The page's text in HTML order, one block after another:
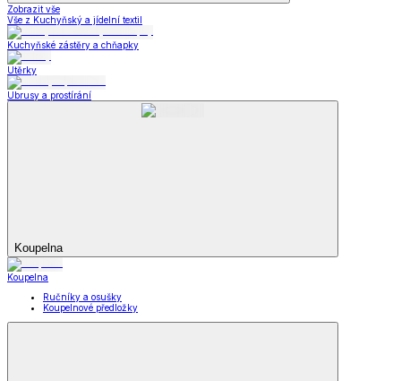
Zobrazit vše
Vše z Kuchyňský a jídelní textil
Kuchyňské zástěry a chňapky
Utěrky
Ubrusy a prostírání
Koupelna
Koupelna
Ručníky a osušky
Koupelnové předložky